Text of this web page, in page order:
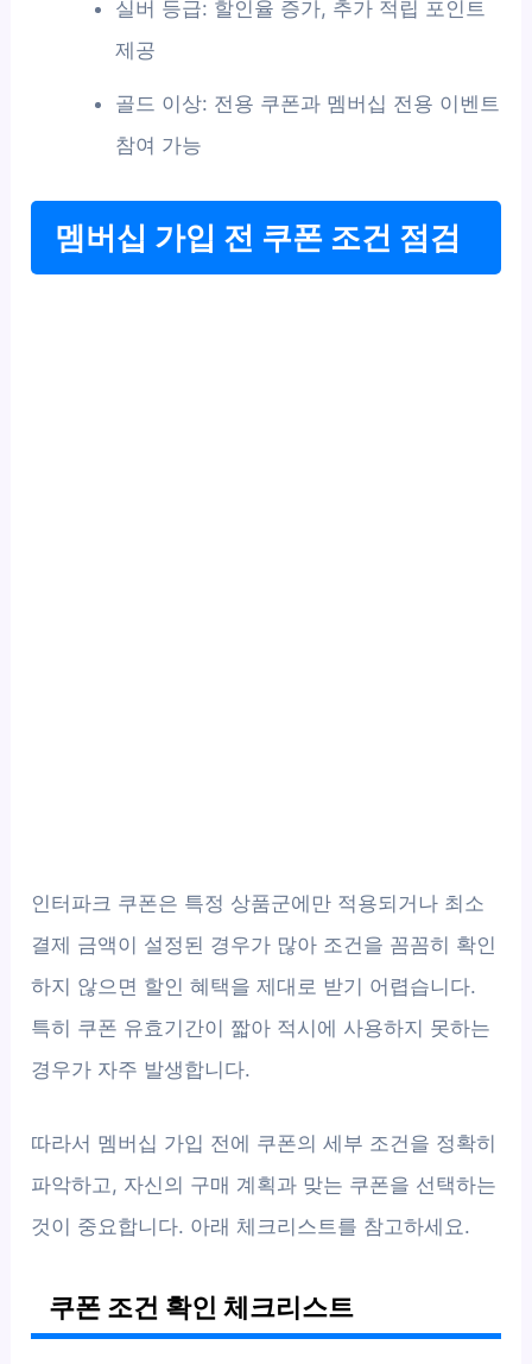
실버 등급: 할인율 증가, 추가 적립 포인트
제공
골드 이상: 전용 쿠폰과 멤버십 전용 이벤트
참여 가능
멤버십 가입 전 쿠폰 조건 점검
인터파크 쿠폰은 특정 상품군에만 적용되거나 최소
결제 금액이 설정된 경우가 많아 조건을 꼼꼼히 확인
하지 않으면 할인 혜택을 제대로 받기 어렵습니다.
특히 쿠폰 유효기간이 짧아 적시에 사용하지 못하는
경우가 자주 발생합니다.
따라서 멤버십 가입 전에 쿠폰의 세부 조건을 정확히
파악하고, 자신의 구매 계획과 맞는 쿠폰을 선택하는
것이 중요합니다. 아래 체크리스트를 참고하세요.
쿠폰 조건 확인 체크리스트